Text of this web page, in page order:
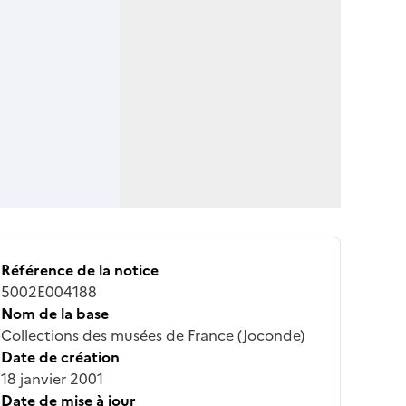
Référence de la notice
5002E004188
Nom de la base
Collections des musées de France (Joconde)
Date de création
18 janvier 2001
Date de mise à jour